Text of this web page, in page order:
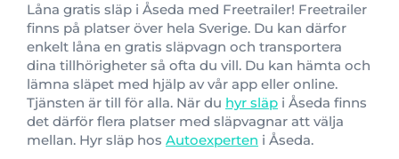
Låna gratis släp i Åseda med Freetrailer! Freetrailer
finns på platser över hela Sverige. Du kan därfor
enkelt låna en gratis släpvagn och transportera
dina tillhörigheter så ofta du vill. Du kan hämta och
lämna släpet med hjälp av vår app eller online.
Tjänsten är till för alla. När du hyr släp i Åseda finns
det därför flera platser med släpvagnar att välja
mellan. Hyr släp hos Autoexperten i Åseda.